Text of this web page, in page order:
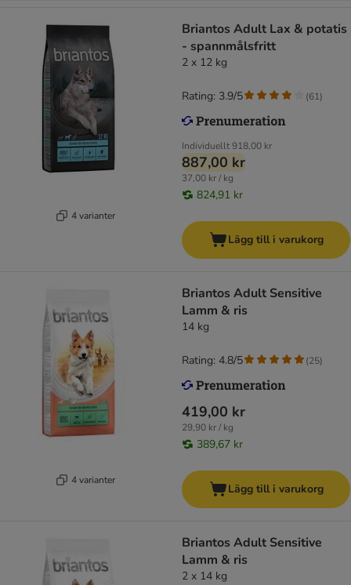
4 varianter
Briantos Adult Lax & potatis
- spannmålsfritt
2 x 12 kg
Individuellt918,00 kr
887,00 kr
37,00 kr / kg
824,91 kr
Rating: 3.9/5 (61)
Lägg till i varukorg
4 varianter
Briantos Adult Sensitive
Lamm & ris
14 kg
419,00 kr
29,90 kr / kg
389,67 kr
Rating: 4.8/5 (25)
Lägg till i varukorg
Briantos Adult Sensitive
Lamm & ris
2 x 14 kg